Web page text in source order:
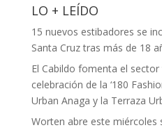
LO + LEÍDO
15 nuevos estibadores se
Santa Cruz tras más de 18
El Cabildo fomenta el
celebración de la ‘180
Urban Anaga y la Terraza
Worten abre este miércoles